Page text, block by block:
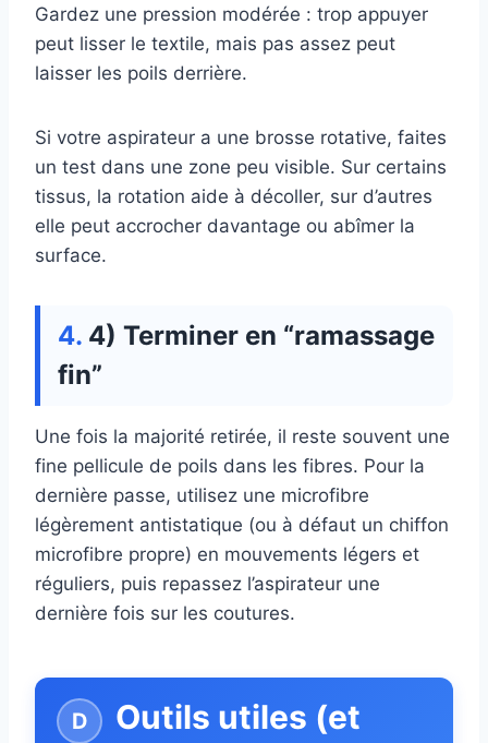
Gardez une pression modérée : trop appuyer
peut lisser le textile, mais pas assez peut
laisser les poils derrière.
Si votre aspirateur a une brosse rotative, faites
un test dans une zone peu visible. Sur certains
tissus, la rotation aide à décoller, sur d’autres
elle peut accrocher davantage ou abîmer la
surface.
4) Terminer en “ramassage
fin”
Une fois la majorité retirée, il reste souvent une
fine pellicule de poils dans les fibres. Pour la
dernière passe, utilisez une microfibre
légèrement antistatique (ou à défaut un chiffon
microfibre propre) en mouvements légers et
réguliers, puis repassez l’aspirateur une
dernière fois sur les coutures.
Outils utiles (et